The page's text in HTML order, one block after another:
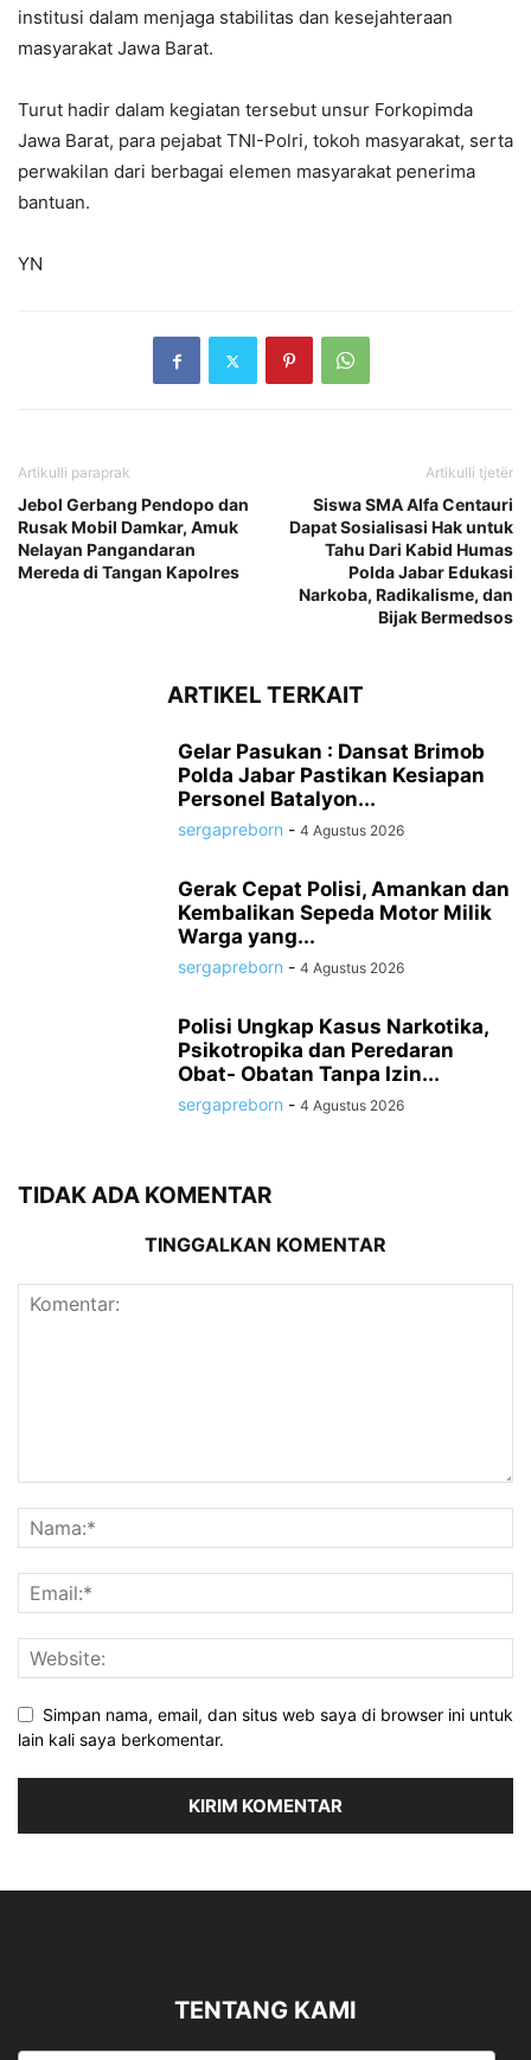
institusi dalam menjaga stabilitas dan kesejahteraan
masyarakat Jawa Barat.
Turut hadir dalam kegiatan tersebut unsur Forkopimda
Jawa Barat, para pejabat TNI-Polri, tokoh masyarakat, serta
perwakilan dari berbagai elemen masyarakat penerima
bantuan.
YN
Artikulli paraprak
Jebol Gerbang Pendopo dan
Rusak Mobil Damkar, Amuk
Nelayan Pangandaran
Mereda di Tangan Kapolres
Artikulli tjetër
Siswa SMA Alfa Centauri
Dapat Sosialisasi Hak untuk
Tahu Dari Kabid Humas
Polda Jabar Edukasi
Narkoba, Radikalisme, dan
Bijak Bermedsos
ARTIKEL TERKAIT
Gelar Pasukan : Dansat Brimob
Polda Jabar Pastikan Kesiapan
Personel Batalyon...
sergapreborn - 4 Agustus 2026
Gerak Cepat Polisi, Amankan dan
Kembalikan Sepeda Motor Milik
Warga yang...
sergapreborn - 4 Agustus 2026
Polisi Ungkap Kasus Narkotika,
Psikotropika dan Peredaran
Obat- Obatan Tanpa Izin...
sergapreborn - 4 Agustus 2026
TIDAK ADA KOMENTAR
TINGGALKAN KOMENTAR
Simpan nama, email, dan situs web saya di browser ini untuk
lain kali saya berkomentar.
TENTANG KAMI